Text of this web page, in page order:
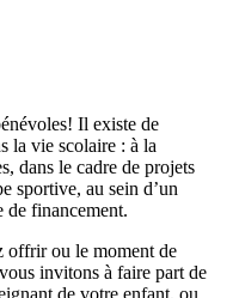
Il existe de
la vie scolaire : à la
dans le cadre de projets
sportive, au sein d’un
de financement.
offrir ou le moment de
invitons à faire part de
de votre enfant, ou